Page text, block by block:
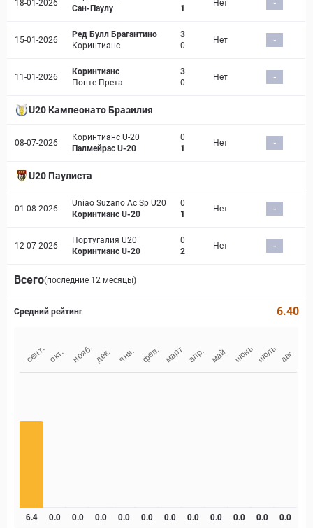
18-01-2026
Сан-Паулу
1
Нет -
15-01-2026
Ред Булл Брагантино
Коринтианс
3
0
Нет -
11-01-2026
Коринтианс
Понте Прета
3
0
Нет -
U20 Кампеонато Бразилия
08-07-2026
Коринтианс U-20
Палмейрас U-20
0
1
Нет -
U20 Паулиста
01-08-2026
Uniao Suzano Ac Sp U20
Коринтианс U-20
0
1
Нет -
12-07-2026
Португалия U20
Коринтианс U-20
0
2
Нет -
Всего(последние 12 месяцы)
Средний рейтинг 6.40